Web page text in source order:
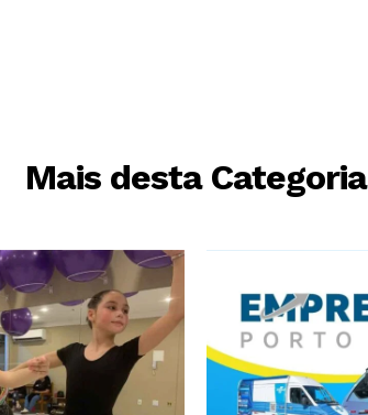
Mais desta Categoria